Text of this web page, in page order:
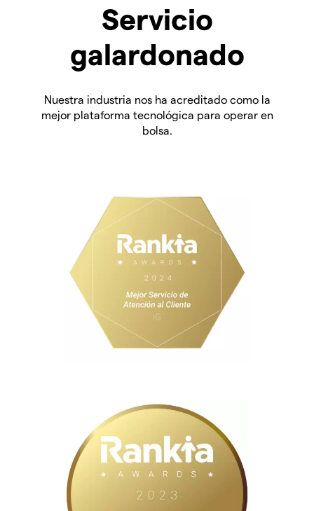
Servicio
galardonado
Nuestra industria nos ha acreditado como la
mejor plataforma tecnológica para operar en
bolsa.